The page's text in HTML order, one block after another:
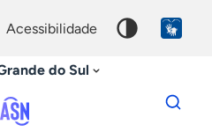
acessibilidade
do Sul
Dados
para